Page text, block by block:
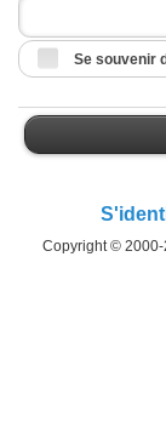
Se souvenir
Copyright ©